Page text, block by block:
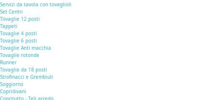
Servizi da tavola con tovaglioli
Set Centri
Tovaglie 12 posti
Tappeti
Tovaglie 4 posti
Tovaglie 6 posti
Tovaglie Anti macchia
Tovaglie rotonde
Runner
Tovaglie da 18 posti
Strofinacci e Grembiuli
Soggiorno
Copridivani
Copritutto - Teli arredo